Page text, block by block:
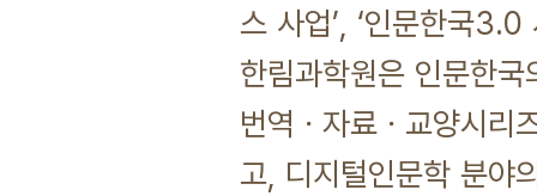
스 사업’, ‘인문한국
한림과학원은 인문한국
번역ㆍ자료ㆍ교양시리
고, 디지털인문학 분야